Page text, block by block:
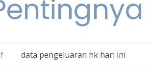
data pengeluaran hk hari ini